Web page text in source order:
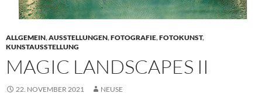
ALLGEMEIN,AUSSTELLUNGEN,FOTOGRAFIE,FOTOKUNST,
KUNSTAUSSTELLUNG
MAGIC LANDSCAPES II
22. NOVEMBER 2021 NEUSE